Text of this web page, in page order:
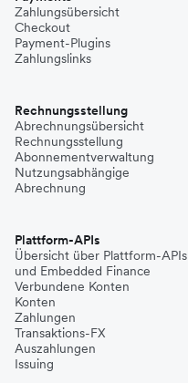
Zahlungsübersicht
Checkout
Payment-Plugins
Zahlungslinks
Rechnungsstellung
Abrechnungsübersicht
Rechnungsstellung
Abonnementverwaltung
Nutzungsabhängige
Abrechnung
Plattform-APIs
Übersicht über Plattform-APIs
und Embedded Finance
Verbundene Konten
Konten
Zahlungen
Transaktions-FX
Auszahlungen
Issuing